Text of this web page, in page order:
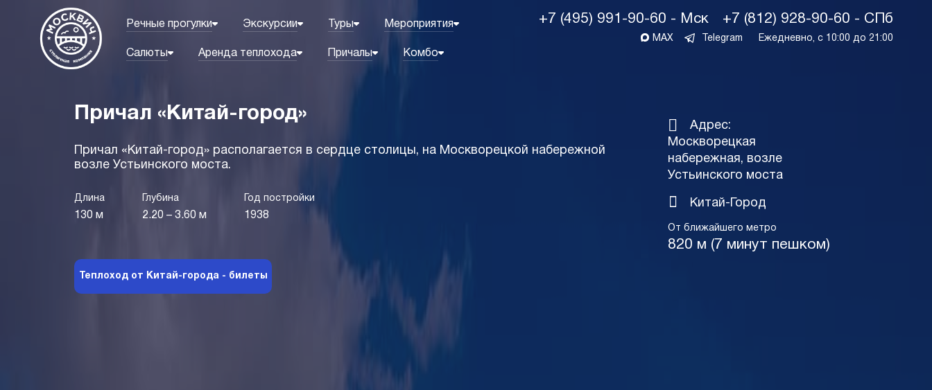
Речные прогулки Экскурсии Туры Мероприятия
Салюты Аренда теплохода Причалы Комбо
+7 (495) 991-90-60 - Мск +7 (812) 928-90-60 - СПб
MAX Telegram Ежедневно, с 10:00 до 21:00
Причал «Китай-город»
Причал «Китай-город» располагается в сердце столицы, на Москворецкой набережной
возле Устьинского моста.
Длина
130 м
Глубина
2.20 – 3.60 м
Год постройки
1938
Теплоход от Китай-города - билеты
Адрес:
Москворецкая
набережная, возле
Устьинского моста
Китай-Город
От ближайшего метро
820 м (7 минут пешком)